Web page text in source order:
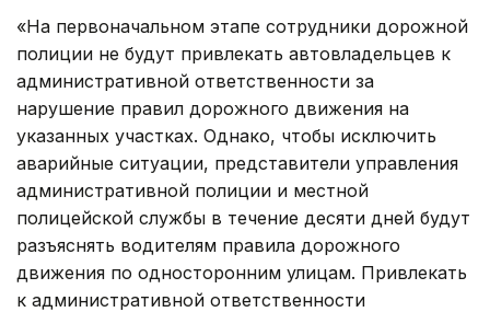
«На первоначальном этапе сотрудники дорожной
полиции не будут привлекать автовладельцев к
административной ответственности за
нарушение правил дорожного движения на
указанных участках. Однако, чтобы исключить
аварийные ситуации, представители управления
административной полиции и местной
полицейской службы в течение десяти дней будут
разъяснять водителям правила дорожного
движения по односторонним улицам. Привлекать
к административной ответственности